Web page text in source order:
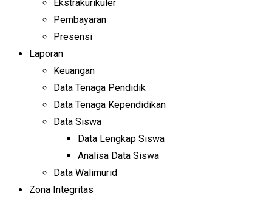
Ekstrakurikuler
Pembayaran
Presensi
Laporan
Keuangan
Data Tenaga Pendidik
Data Tenaga Kependidikan
Data Siswa
Data Lengkap Siswa
Analisa Data Siswa
Data Walimurid
Zona Integritas